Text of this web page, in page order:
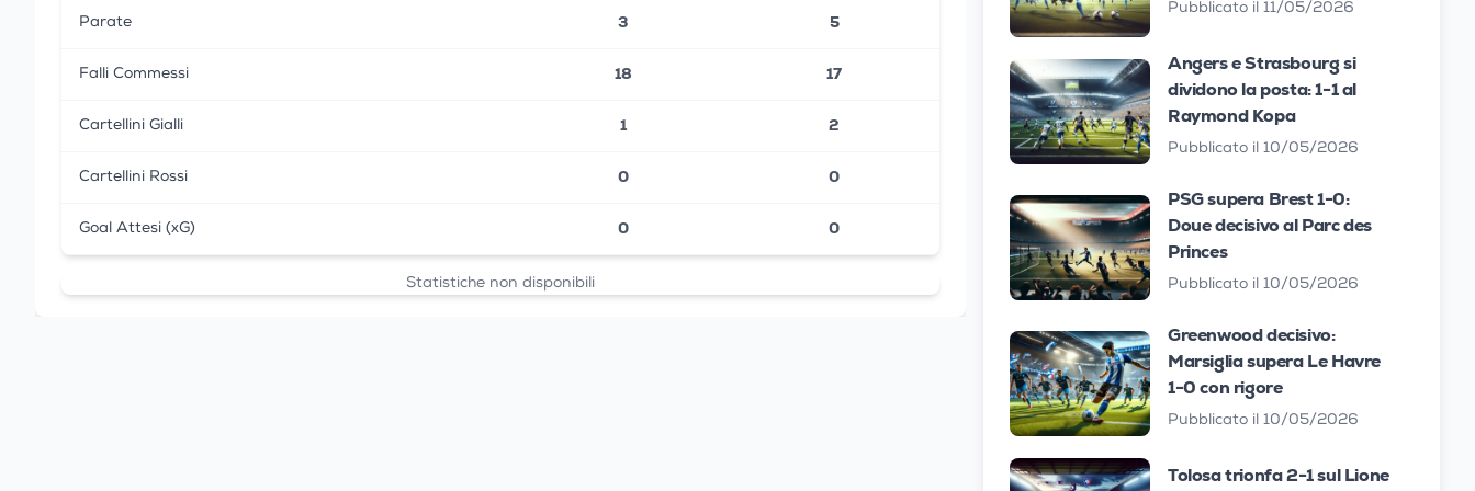
Parate 3 5
Falli Commessi 18 17
Cartellini Gialli 1 2
Cartellini Rossi 0 0
Goal Attesi (xG) 0 0
Statistiche non disponibili
Pubblicato il 11/05/2026
Angers e Strasbourg si
dividono la posta: 1-1 al
Raymond Kopa
Pubblicato il 10/05/2026
PSG supera Brest 1-0:
Doue decisivo al Parc des
Princes
Pubblicato il 10/05/2026
Greenwood decisivo:
Marsiglia supera Le Havre
1-0 con rigore
Pubblicato il 10/05/2026
Tolosa trionfa 2-1 sul Lione